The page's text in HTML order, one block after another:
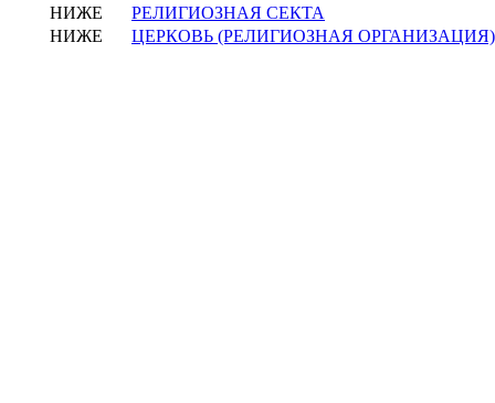
НИЖЕ
РЕЛИГИОЗНАЯ СЕКТА
НИЖЕ
ЦЕРКОВЬ (РЕЛИГИОЗНАЯ ОРГАНИЗАЦИЯ)